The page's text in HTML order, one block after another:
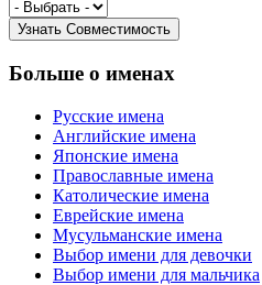
Больше о именах
Русские имена
Английские имена
Японские имена
Православные имена
Католические имена
Еврейские имена
Мусульманские имена
Выбор имени для девочки
Выбор имени для мальчика